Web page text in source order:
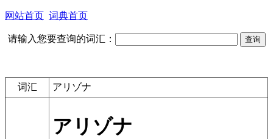
网站首页 词典首页
请输入您要查询的词汇：
词汇 アリゾナ
アリゾナ